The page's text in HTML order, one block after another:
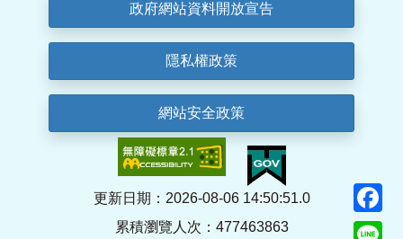
政府網站資料開放宣告
隱私權政策
網站安全政策
更新日期：2026-08-06 14:50:51.0
累積瀏覽人次：477463863